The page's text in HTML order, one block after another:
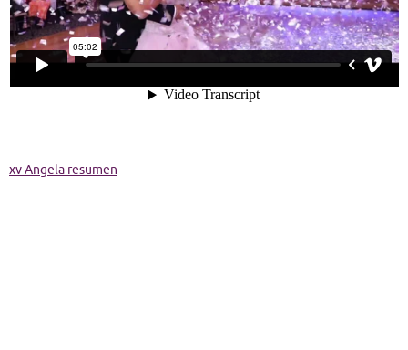
xv Angela resumen